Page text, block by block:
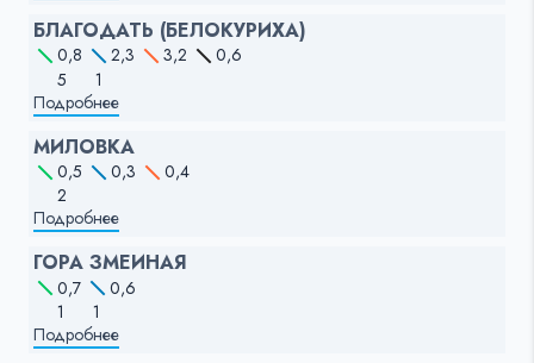
БЛАГОДАТЬ (БЕЛОКУРИХА)
0,8 2,3 3,2
0,6
5
1
Подробнее
МИЛОВКА
0,5 0,3
0,4
2
Подробнее
ГОРА ЗМЕИНАЯ
0,7
0,6
1
1
Подробнее